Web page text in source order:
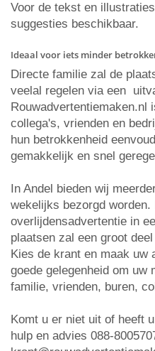
Voor de tekst en
suggesties beschikbaar.
Ideaal voor iets minder
Directe familie zal de
veelal regelen via een
Rouwadvertentiemaken.nl
collega's, vrienden en
hun betrokkenheid
gemakkelijk en snel
In Andel bieden wij
wekelijks bezorgd worden.
overlijdensadvertentie in
plaatsen zal een groot
Kies de krant en maak uw
goede gelegenheid om uw
familie, vrienden, buren,
Komt u er niet uit of heeft
hulp en advies 088-